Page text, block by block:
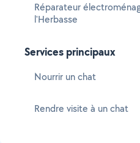
Réparateur
l'Herbasse
Services principaux
Nourrir un chat
Rendre visite à un chat